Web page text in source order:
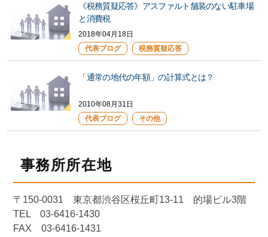
《税務質疑応答》アスファルト舗装のない駐車場
と消費税
2018年04月18日
代表ブログ
税務質疑応答
「通常の地代の年額」の計算式とは？
2010年08月31日
代表ブログ
その他
事務所所在地
〒150-0031 東京都渋谷区桜丘町13-11 的場ビル3階
TEL 03-6416-1430
FAX 03-6416-1431